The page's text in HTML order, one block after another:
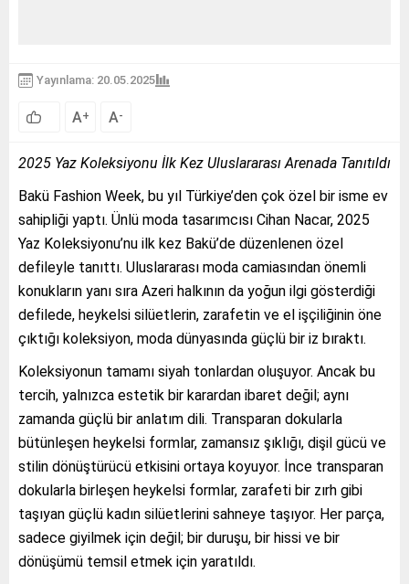
Yayınlama: 20.05.2025
A+ A-
2025 Yaz Koleksiyonu İlk Kez Uluslararası Arenada Tanıtıldı
Bakü Fashion Week, bu yıl Türkiye’den çok özel bir isme ev
sahipliği yaptı. Ünlü moda tasarımcısı Cihan Nacar, 2025
Yaz Koleksiyonu’nu ilk kez Bakü’de düzenlenen özel
defileyle tanıttı. Uluslararası moda camiasından önemli
konukların yanı sıra Azeri halkının da yoğun ilgi gösterdiği
defilede, heykelsi silüetlerin, zarafetin ve el işçiliğinin öne
çıktığı koleksiyon, moda dünyasında güçlü bir iz bıraktı.
Koleksiyonun tamamı siyah tonlardan oluşuyor. Ancak bu
tercih, yalnızca estetik bir karardan ibaret değil; aynı
zamanda güçlü bir anlatım dili. Transparan dokularla
bütünleşen heykelsi formlar, zamansız şıklığı, dişil gücü ve
stilin dönüştürücü etkisini ortaya koyuyor. İnce transparan
dokularla birleşen heykelsi formlar, zarafeti bir zırh gibi
taşıyan güçlü kadın silüetlerini sahneye taşıyor. Her parça,
sadece giyilmek için değil; bir duruşu, bir hissi ve bir
dönüşümü temsil etmek için yaratıldı.